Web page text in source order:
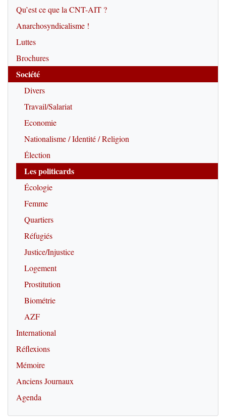
Qu’est ce que la CNT-AIT ?
Anarchosyndicalisme !
Luttes
Brochures
Société
Divers
Travail/Salariat
Economie
Nationalisme / Identité / Religion
Élection
Les politicards
Écologie
Femme
Quartiers
Réfugiés
Justice/Injustice
Logement
Prostitution
Biométrie
AZF
International
Réflexions
Mémoire
Anciens Journaux
Agenda